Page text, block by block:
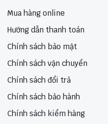
Mua hàng online
Hướng dẫn thanh toán
Chính sách bảo mật
Chính sách vận chuyển
Chính sách đổi trả
Chính sách bảo hành
Chính sách kiểm hàng